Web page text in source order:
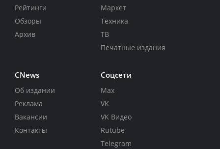
Рейтинги
Обзоры
Архив
Маркет
Техника
ТВ
Печатные издания
CNews
Об издании
Реклама
Вакансии
Контакты
Соцсети
Max
VK
VK Видео
Rutube
Telegram